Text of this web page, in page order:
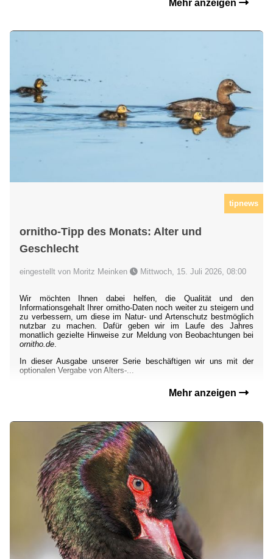
Mehr anzeigen
tipnews
ornitho-Tipp des Monats: Alter und
Geschlecht
eingestellt von Moritz Meinken Mittwoch, 15. Juli 2026, 08:00
Wir möchten Ihnen dabei helfen, die Qualität und den
Informationsgehalt Ihrer ornitho-Daten noch weiter zu steigern und
zu verbessern, um diese im Natur- und Artenschutz bestmöglich
nutzbar zu machen. Dafür geben wir im Laufe des Jahres
monatlich gezielte Hinweise zur Meldung von Beobachtungen bei
ornitho.de.
In dieser Ausgabe unserer Serie beschäftigen wir uns mit der
optionalen Vergabe von Alters-...
Mehr anzeigen